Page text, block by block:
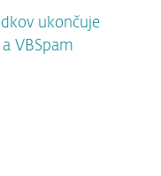
ukončuje
VBSpam